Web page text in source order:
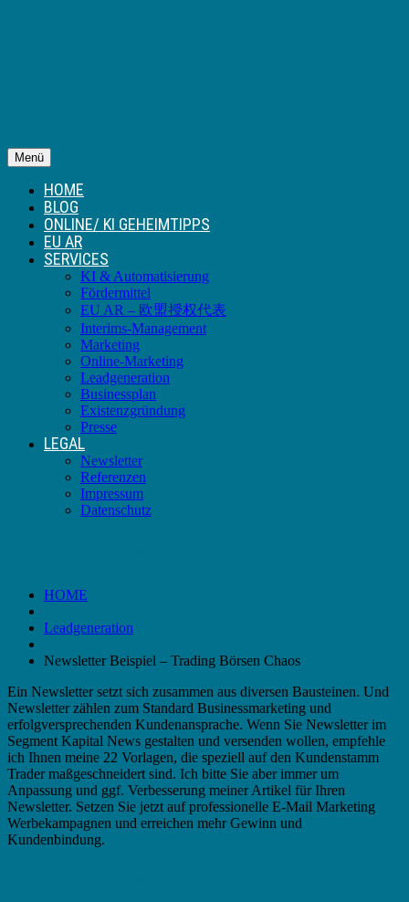
Menü
HOME
BLOG
ONLINE/ KI GEHEIMTIPPS
EU AR
SERVICES
KI & Automatisierung
Fördermittel
EU AR – 欧盟授权代表
Interims-Management
Marketing
Online-Marketing
Leadgeneration
Businessplan
Existenzgründung
Presse
LEGAL
Newsletter
Referenzen
Impressum
Datenschutz
HOME
Leadgeneration
Newsletter Beispiel – Trading Börsen Chaos
Ein Newsletter setzt sich zusammen aus diversen Bausteinen. Und
Newsletter zählen zum Standard Businessmarketing und
erfolgversprechenden Kundenansprache. Wenn Sie Newsletter im
Segment Kapital News gestalten und versenden wollen, empfehle
ich Ihnen meine 22 Vorlagen, die speziell auf den Kundenstamm
Trader maßgeschneidert sind. Ich bitte Sie aber immer um
Anpassung und ggf. Verbesserung meiner Artikel für Ihren
Newsletter. Setzen Sie jetzt auf professionelle E-Mail Marketing
Werbekampagnen und erreichen mehr Gewinn und
Kundenbindung.